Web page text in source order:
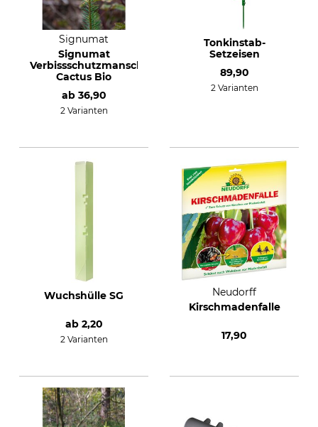
Signumat
Signumat
Verbissschutzmanschette
Cactus Bio
ab 36,90
2 Varianten
Tonkinstab-
Setzeisen
89,90
2 Varianten
Wuchshülle SG
ab 2,20
2 Varianten
Neudorff
Kirschmadenfalle
17,90